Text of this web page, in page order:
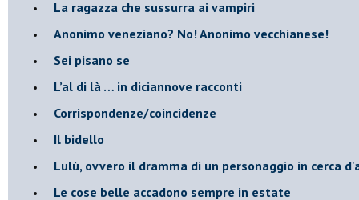
​La ragazza che sussurra ai vampiri
​Anonimo veneziano? No! Anonimo vecchianese!
​Sei pisano se
​L’al di là … in diciannove racconti
Corrispondenze/coincidenze
Il bidello
Lulù, ovvero il dramma di un personaggio in cerca
Le cose belle accadono sempre in estate